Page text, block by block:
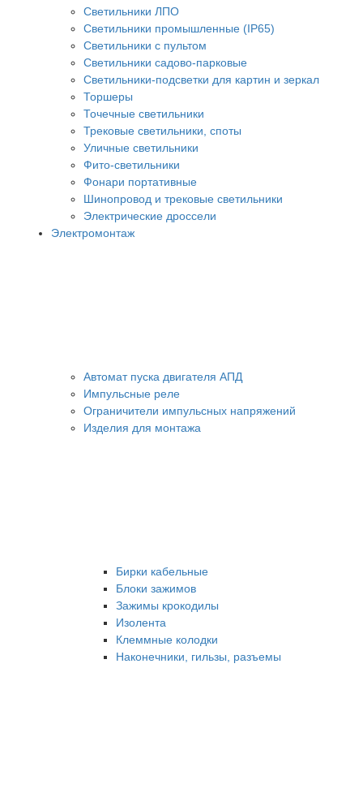
Светильники ЛПО
Светильники промышленные (IP65)
Светильники с пультом
Светильники садово-парковые
Светильники-подсветки для картин и зеркал
Торшеры
Точечные светильники
Трековые светильники, споты
Уличные светильники
Фито-светильники
Фонари портативные
Шинопровод и трековые светильники
Электрические дроссели
Электромонтаж
Автомат пуска двигателя АПД
Импульсные реле
Ограничители импульсных напряжений
Изделия для монтажа
Бирки кабельные
Блоки зажимов
Зажимы крокодилы
Изолента
Клеммные колодки
Наконечники, гильзы, разъемы